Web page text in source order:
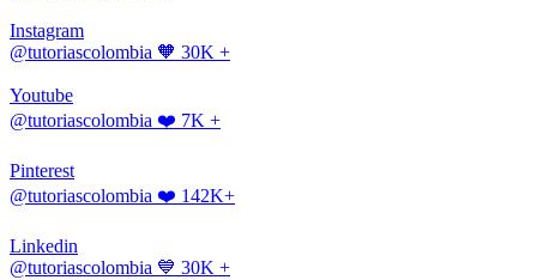
Instagram
@tutoriascolombia 🧡 30K +
Youtube
@tutoriascolombia ❤️ 7K +
Pinterest
@tutoriascolombia ❤️ 142K+
Linkedin
@tutoriascolombia 💙 30K +